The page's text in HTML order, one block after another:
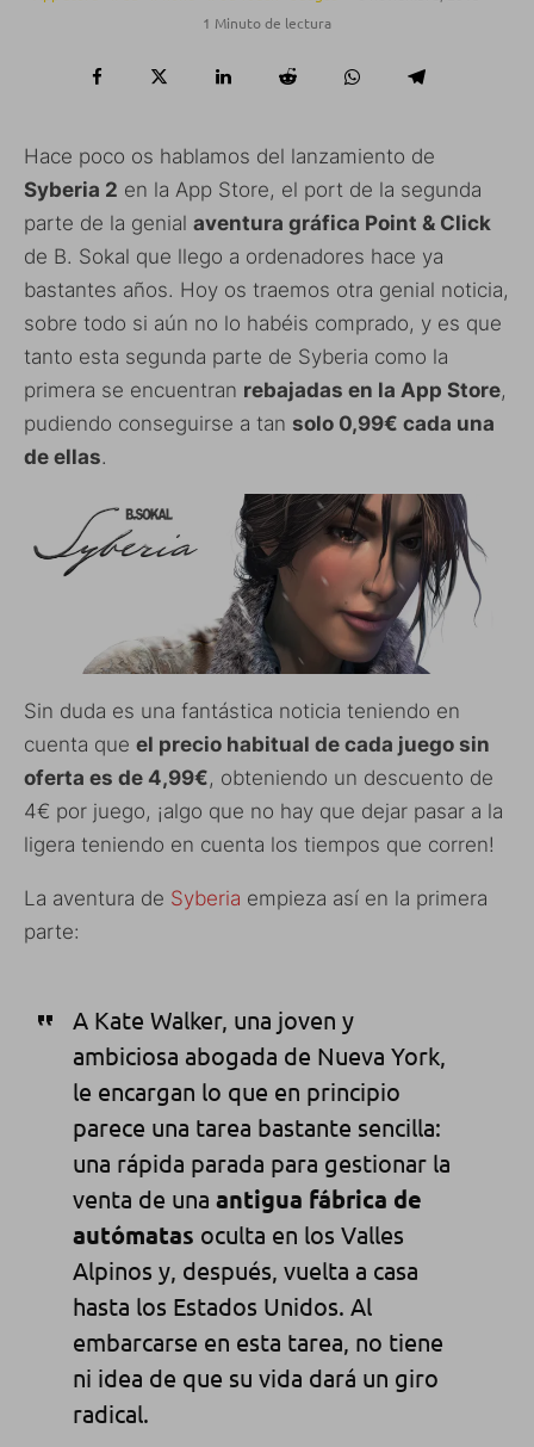
1 Minuto de lectura
Hace poco os hablamos del lanzamiento de
Syberia 2 en la App Store, el port de la segunda
parte de la genial aventura gráfica Point & Click
de B. Sokal que llego a ordenadores hace ya
bastantes años. Hoy os traemos otra genial noticia,
sobre todo si aún no lo habéis comprado, y es que
tanto esta segunda parte de Syberia como la
primera se encuentran rebajadas en la App Store,
pudiendo conseguirse a tan solo 0,99€ cada una
de ellas.
Sin duda es una fantástica noticia teniendo en
cuenta que el precio habitual de cada juego sin
oferta es de 4,99€, obteniendo un descuento de
4€ por juego, ¡algo que no hay que dejar pasar a la
ligera teniendo en cuenta los tiempos que corren!
La aventura de Syberia empieza así en la primera
parte:
A Kate Walker, una joven y
ambiciosa abogada de Nueva York,
le encargan lo que en principio
parece una tarea bastante sencilla:
una rápida parada para gestionar la
venta de una antigua fábrica de
autómatas oculta en los Valles
Alpinos y, después, vuelta a casa
hasta los Estados Unidos. Al
embarcarse en esta tarea, no tiene
ni idea de que su vida dará un giro
radical.